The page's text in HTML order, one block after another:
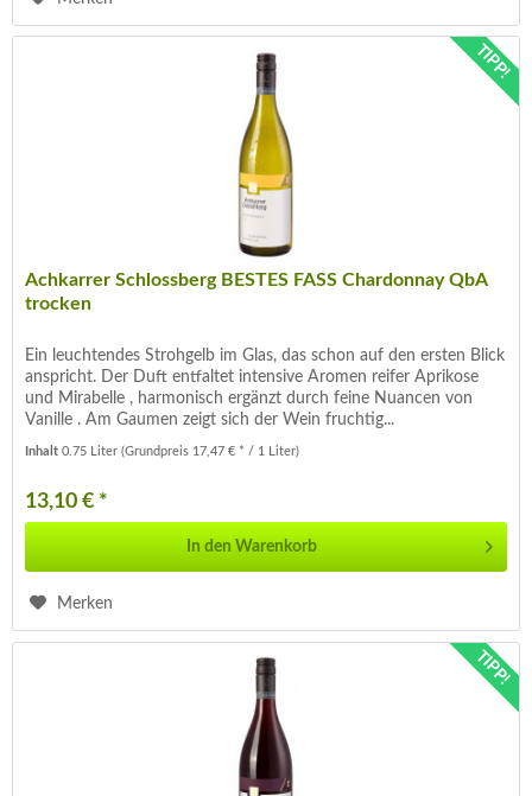
TIPP!
Achkarrer Schlossberg BESTES FASS Chardonnay QbA
trocken
Ein leuchtendes Strohgelb im Glas, das schon auf den ersten Blick
anspricht. Der Duft entfaltet intensive Aromen reifer Aprikose
und Mirabelle , harmonisch ergänzt durch feine Nuancen von
Vanille . Am Gaumen zeigt sich der Wein fruchtig...
Inhalt0.75 Liter(Grundpreis 17,47 € * / 1 Liter)
13,10 € *
In den Warenkorb
Merken
TIPP!